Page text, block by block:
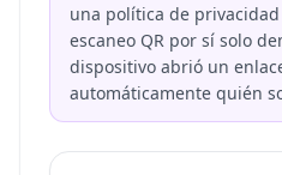
una política de
escaneo QR por sí solo
dispositivo abrió un
automáticamente quién